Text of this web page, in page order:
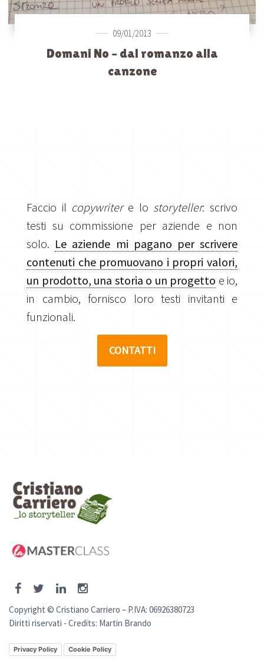
09/01/2013
Domani No – dal romanzo alla
canzone
Faccio il copywritere lo storyteller: scrivo
testi su commissione per aziende e non
solo. Le aziende mi pagano per scrivere
contenuti che promuovano i propri valori,
un prodotto, una storia o un progetto e io,
in cambio, fornisco loro testi invitanti e
funzionali.
CONTATTI
Copyright © Cristiano Carriero – P.IVA: 06926380723
Diritti riservati - Credits: Martin Brando
Privacy Policy Cookie Policy